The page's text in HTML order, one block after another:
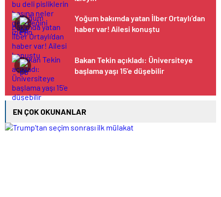
Yoğum bakımda yatan İlber Ortaylı’dan
haber var! Ailesi konuştu
Bakan Tekin açıkladı: Üniversiteye
başlama yaşı 15’e düşebilir
EN ÇOK OKUNANLAR